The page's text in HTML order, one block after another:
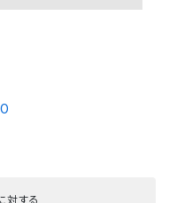
対する